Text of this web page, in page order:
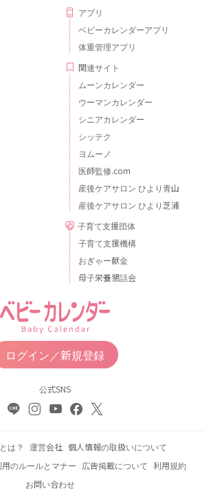
アプリ
ベビーカレンダーアプリ
体重管理アプリ
関連サイト
ムーンカレンダー
ウーマンカレンダー
シニアカレンダー
シッテク
ヨムーノ
医師監修.com
産後ケアサロン ひより青山
産後ケアサロン ひより芝浦
子育て支援団体
子育て支援機構
おぎゃー献金
母子栄養懇話会
ログイン／新規登録
公式SNS
は？ 運営会社 個人情報の取扱いについて
用のルールとマナー 広告掲載について 利用規約
お問い合わせ